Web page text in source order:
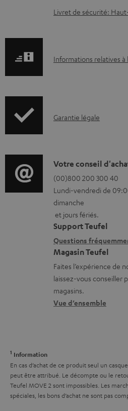
e
s
é
a
r
g
e
a
b
l
e
s
Livret de sécurité:
I
r
t
i
o
n
s
r
e
l
a
t
s
à
l
Informations relatives à
I
o
r
m
a
t
i
o
n
s
r
t
i
v
Garantie légale
D
é
t
a
i
l
s
c
o
n
t
Votre conseil
(00)800 200 300 40
Lundi-vendredi de
dimanche
et jours fériés.
Support Teufel
Questions
Magasin Teufel
Faites l’expérience de
laissez-vous conseiller
magasins.
Vue d’ensemble
1 Information
En cas d’achat de ce produit seul un
peut être attribué. Le décompte ou le
Teufel MOVE 2 sont impossibles. Les
spéciales, les bons d’achat ne sont pas